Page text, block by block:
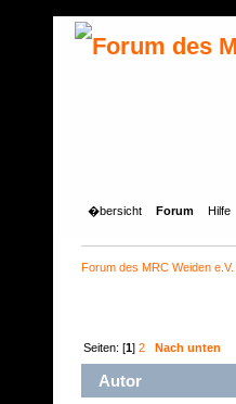
�bersicht Forum Hilfe
Forum des MRC Weiden e.V.
Seiten: [1]2 Nach unten
Autor